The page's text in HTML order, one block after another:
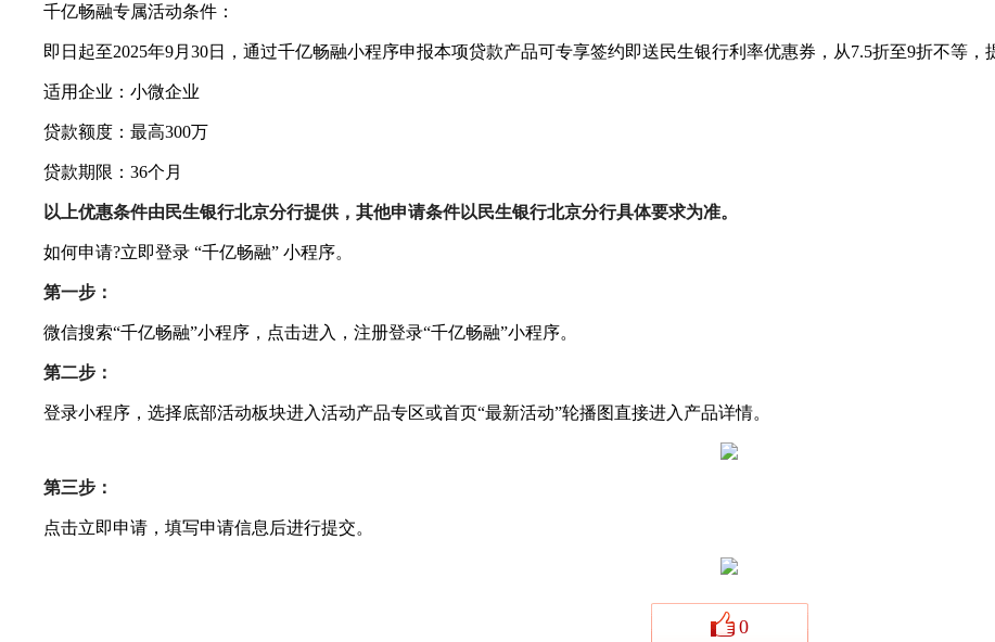
千亿畅融专属活动条件：
即日起至2025年9月30日，通过千亿畅融小程序申报本项贷款产品可专享签约即送民生银行利率优惠券，从7.5折至9折不等，
适用企业：小微企业
贷款额度：最高300万
贷款期限：36个月
以上优惠条件由民生银行北京分行提供，其他申请条件以民生银行北京分行具体要求为准。
如何申请?立即登录 “千亿畅融” 小程序。
第一步：
微信搜索“千亿畅融”小程序，点击进入，注册登录“千亿畅融”小程序。
第二步：
登录小程序，选择底部活动板块进入活动产品专区或首页“最新活动”轮播图直接进入产品详情。
第三步：
点击立即申请，填写申请信息后进行提交。
0